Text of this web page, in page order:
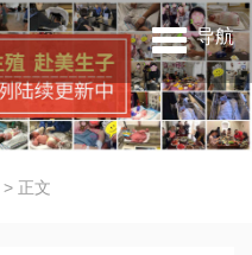
导航
> 正文